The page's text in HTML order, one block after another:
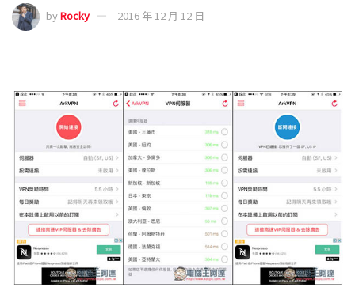
byRocky 2016 年 12 月 12 日